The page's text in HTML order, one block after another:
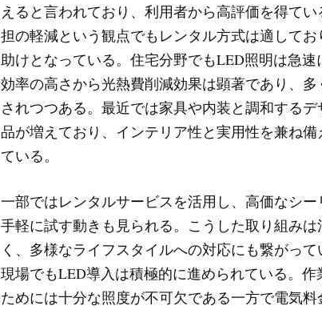
えると言われており、利用者から高評価を得て
担の軽減という観点でもレンタル方式は適して
助けとなっている。住宅分野でもLED照明は急
効率の高さから光熱費削減効果は顕著であり、
されつつある。最近では家具や内装と調和する
品が増えており、インテリア性と実用性を兼ね
ている。
一部ではレンタルサービスを活用し、高価なシ
手軽に試す動きも見られる。こうした取り組み
く、多様なライフスタイルへの対応にも繋がっ
現場でもLED導入は積極的に進められている。
ためには十分な照度が不可欠である一方で電気